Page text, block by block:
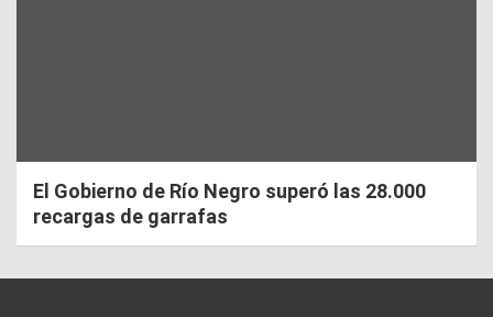
El Gobierno de Río Negro superó las 28.000
recargas de garrafas